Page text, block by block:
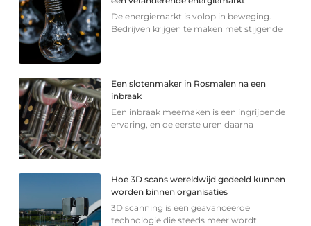
De energiemarkt is volop in beweging.
Bedrijven krijgen te maken met stijgende
Een slotenmaker in Rosmalen na een
inbraak
Een inbraak meemaken is een ingrijpende
ervaring, en de eerste uren daarna
Hoe 3D scans wereldwijd gedeeld kunnen
worden binnen organisaties
3D scanning is een geavanceerde
technologie die steeds meer wordt